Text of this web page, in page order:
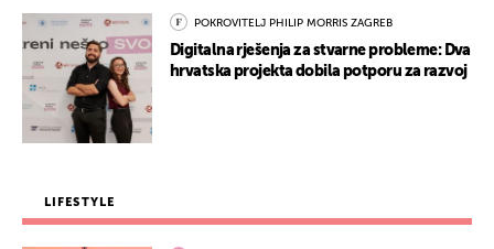
POKROVITELJ PHILIP MORRIS ZAGREB
Digitalna rješenja za stvarne probleme: Dva
hrvatska projekta dobila potporu za razvoj
LIFESTYLE